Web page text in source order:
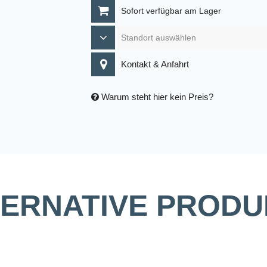
Sofort verfügbar am Lager
Kontakt & Anfahrt
Warum steht hier kein Preis?